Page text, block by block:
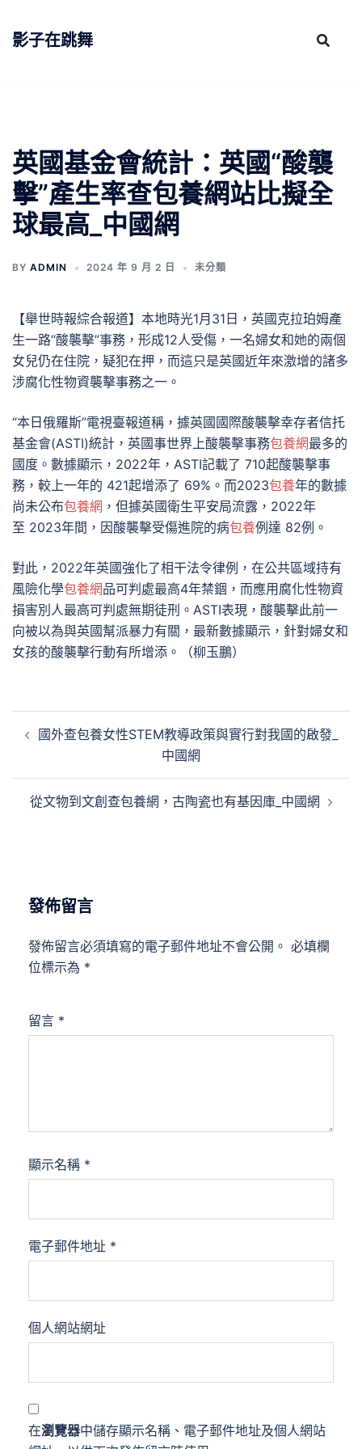
影子在跳舞
英國基金會統計：英國“酸襲
擊”產生率查包養網站比擬全
球最高_中國網
BY ADMIN 2024 年 9 月 2 日 未分類
【舉世時報綜合報道】本地時光1月31日，英國克拉珀姆產
生一路“酸襲擊”事務，形成12人受傷，一名婦女和她的兩個
女兒仍在住院，疑犯在押，而這只是英國近年來激增的諸多
涉腐化性物資襲擊事務之一。
“本日俄羅斯”電視臺報道稱，據英國國際酸襲擊幸存者信托
基金會(ASTI)統計，英國事世界上酸襲擊事務包養網最多的
國度。數據顯示，2022年，ASTI記載了 710起酸襲擊事
務，較上一年的 421起增添了 69%。而2023包養年的數據
尚未公布包養網 ，但據英國衛生平安局流露，2022年
至 2023年間，因酸襲擊受傷進院的病包養例達 82例。
對此，2022年英國強化了相干法令律例，在公共區域持有
風險化學包養網品可判處最高4年禁錮，而應用腐化性物資
損害別人最高可判處無期徒刑。ASTI表現，酸襲擊此前一
向被以為與英國幫派暴力有關，最新數據顯示，針對婦女和
女孩的酸襲擊行動有所增添。（柳玉鵬）
章
國外查包養女性STEM教導政策與實行對我國的啟發_
中國網
從文物到文創查包養網，古陶瓷也有基因庫_中國網
發佈留言
發佈留言必須填寫的電子郵件地址不會公開。 必填欄
位標示為 *
留言 *
顯示名稱 *
電子郵件地址 *
個人網站網址
在瀏覽器中儲存顯示名稱、電子郵件地址及個人網站